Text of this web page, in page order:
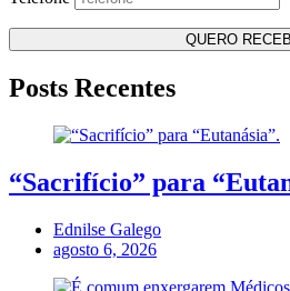
Posts Recentes
“Sacrifício” para
Ednilse Galego
agosto 6, 2026